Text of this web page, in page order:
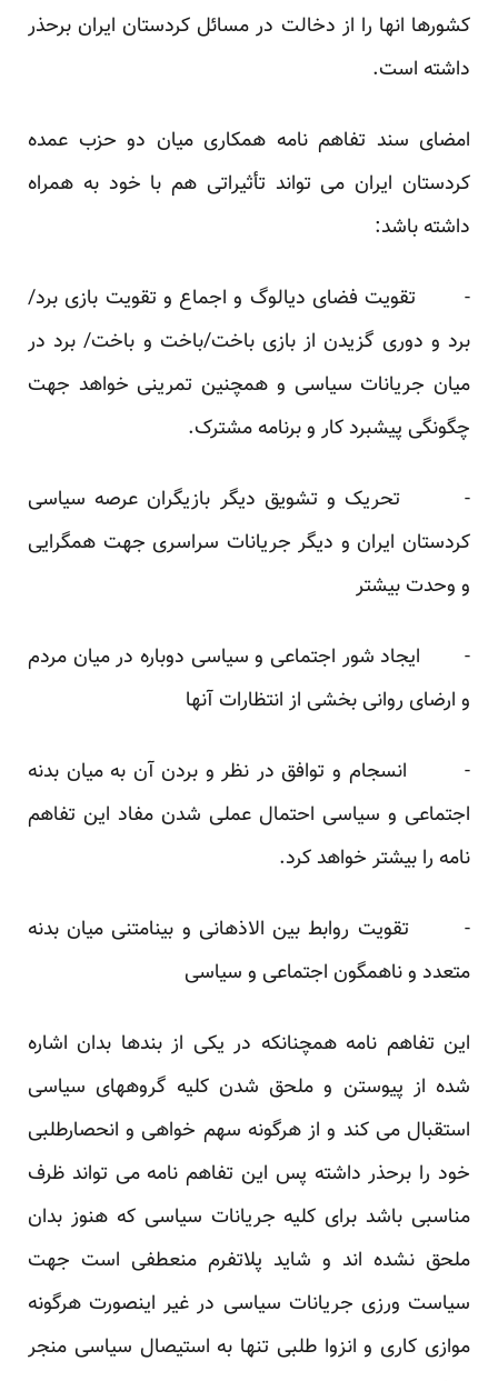
کشورها انها را از دخالت در مسائل کردستان ایران برحذر
داشته است.
امضای سند تفاهم نامه همکاری میان دو حزب عمده
کردستان ایران می تواند تأثیراتی هم با خود به همراه
داشته باشد:
- تقویت فضای دیالوگ و اجماع و تقویت بازی برد/
برد و دوری گزیدن از بازی باخت/باخت و باخت/ برد در
میان جریانات سیاسی و همچنین تمرینی خواهد جهت
چگونگی پیشبرد کار و برنامه مشترک.
- تحریک و تشویق دیگر بازیگران عرصه سیاسی
کردستان ایران و دیگر جریانات سراسری جهت همگرایی
و وحدت بیشتر
- ایجاد شور اجتماعی و سیاسی دوباره در میان مردم
و ارضای روانی بخشی از انتظارات آنها
- انسجام و توافق در نظر و بردن آن به میان بدنه
اجتماعی و سیاسی احتمال عملی شدن مفاد این تفاهم
نامه را بیشتر خواهد کرد.
- تقویت روابط بین الاذهانی و بینامتنی میان بدنه
متعدد و ناهمگون اجتماعی و سیاسی
این تفاهم نامه همچنانکه در یکی از بندها بدان اشاره
شده از پیوستن و ملحق شدن کلیه گروههای سیاسی
استقبال می کند و از هرگونه سهم خواهی و انحصارطلبی
خود را برحذر داشته پس این تفاهم نامه می تواند ظرف
مناسبی باشد برای کلیه جریانات سیاسی که هنوز بدان
ملحق نشده اند و شاید پلاتفرم منعطفی است جهت
سیاست ورزی جریانات سیاسی در غیر اینصورت هرگونه
موازی کاری و انزوا طلبی تنها به استیصال سیاسی منجر